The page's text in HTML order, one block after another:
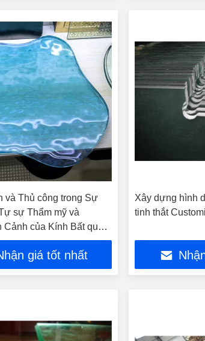
và Thủ công trong Sự
sự Thẩm mỹ và
Cảnh của Kính Bất quy
Hợp nhất
giá tốt nhất
Xây dựng hình
tinh thắt